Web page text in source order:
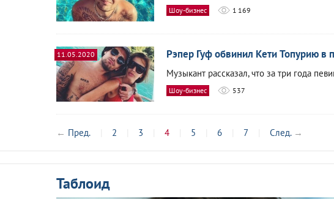
Шоу-бизнес 1 169
11.05.2020 Рэпер Гуф обвинил Кети Топурию в
Музыкант рассказал, что за три года
Шоу-бизнес 537
← Пред. 2 3 4 5 6 7 След.→
Таблоид